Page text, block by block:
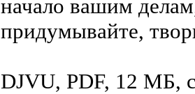
начало вашим
придумывайте,
DJVU, PDF, 12 МБ,